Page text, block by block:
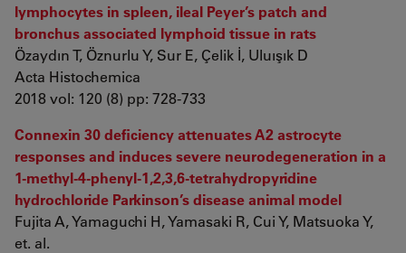
lymphocytes in spleen, ileal Peyer’s patch and
bronchus associated lymphoid tissue in rats
Özaydın T, Öznurlu Y, Sur E, Çelik İ, Uluışık D
Acta Histochemica
2018 vol: 120 (8) pp: 728-733
Connexin 30 deficiency attenuates A2 astrocyte
responses and induces severe neurodegeneration in a
1-methyl-4-phenyl-1,2,3,6-tetrahydropyridine
hydrochloride Parkinson’s disease animal model
Fujita A, Yamaguchi H, Yamasaki R, Cui Y, Matsuoka Y,
et. al.